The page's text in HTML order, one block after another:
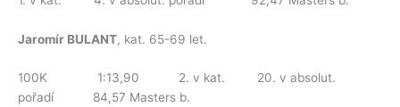
Jaromír BULANT, kat. 65-69 let.
100K 1:13,90 2. v kat. 20. v absolut.
pořadí 84,57 Masters b.